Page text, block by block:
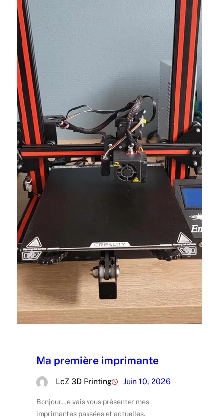
Ma première imprimante
LcZ 3D Printing Juin 10, 2026
Bonjour, Je vais vous présenter mes
imprimantes passées et actuelles.